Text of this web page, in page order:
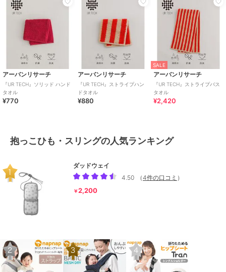
アーバンリサーチ
『UR TECH』ソリッド ハンド
タオル
¥770
アーバンリサーチ
『UR TECH』ストライプハン
ドタオル
¥880
SALE
アーバンリサーチ
『UR TECH』ストライプバス
タオル
¥2,420
抱っこひも・スリングの人気ランキング
ダッドウェイ
4.50
（4件の口コミ ）
￥2,200